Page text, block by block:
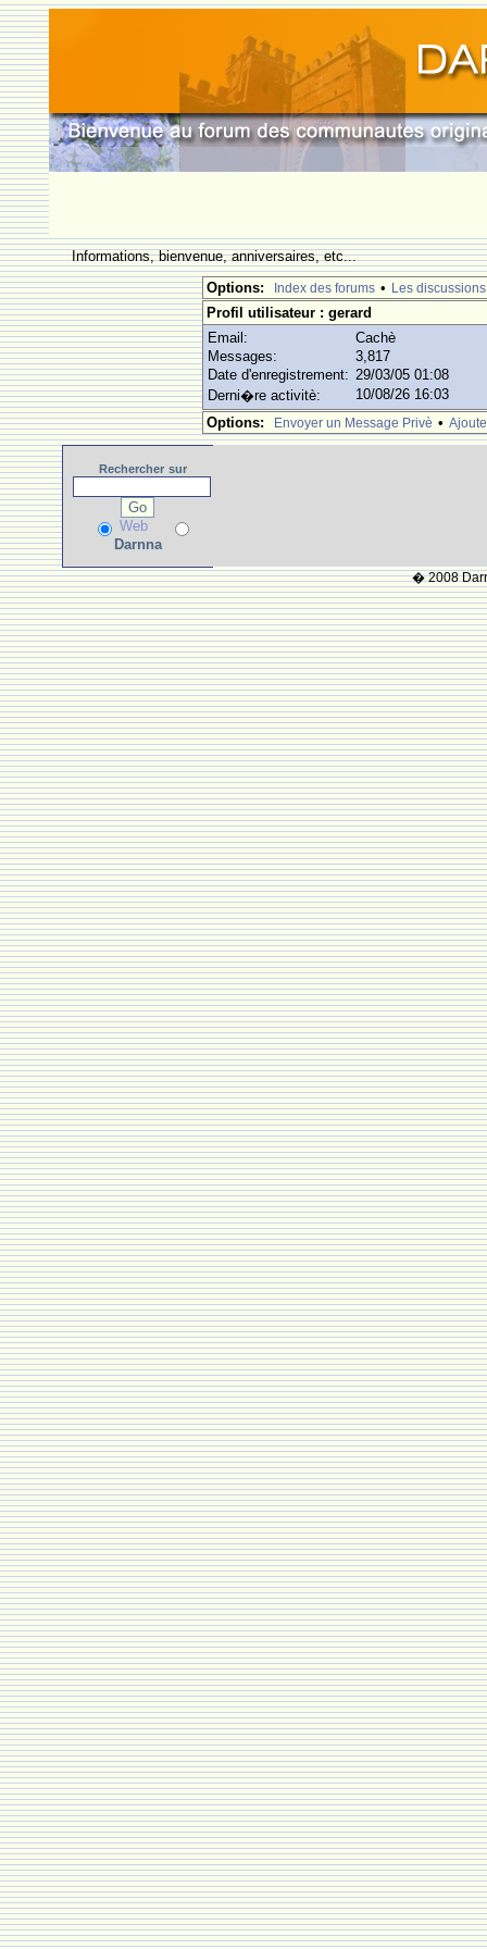
Informations, bienvenue, anniversaires, etc...
Options:
Index des forums • Les discussions
Profil utilisateur : gerard
Email:
Cachè
Messages:
3,817
Date d'enregistrement: 29/03/05 01:08
Derni�re activitè:
10/08/26 16:03
Options:
Envoyer un Message Privè •
Rechercher sur
Web
Darnna
� 2008